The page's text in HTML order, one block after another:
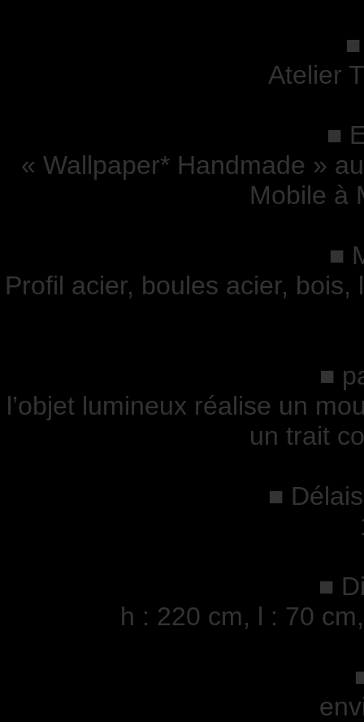
Atelier
■
« Wallpaper* Handmade »
Mobile à
■
Profil acier, boules acier,
■
l’objet lumineux réalise un
un trait
■
■
h : 220 cm, l : 70